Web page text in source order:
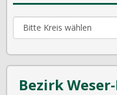
Bezirk